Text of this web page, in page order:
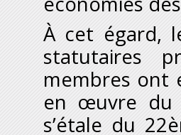
À cet égard,
statutaires
membres ont
en œuvre du
s’étale du 22